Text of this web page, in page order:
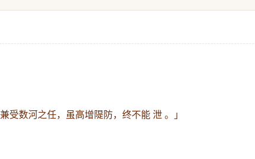
兼受数河之任，虽高增隄防，终不能 泄 。」